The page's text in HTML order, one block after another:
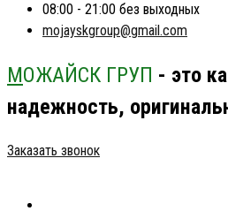
08:00 - 21:00 без выходных
mojayskgroup@gmail.com
МОЖАЙСК ГРУП - это
надежность,
Заказать звонок